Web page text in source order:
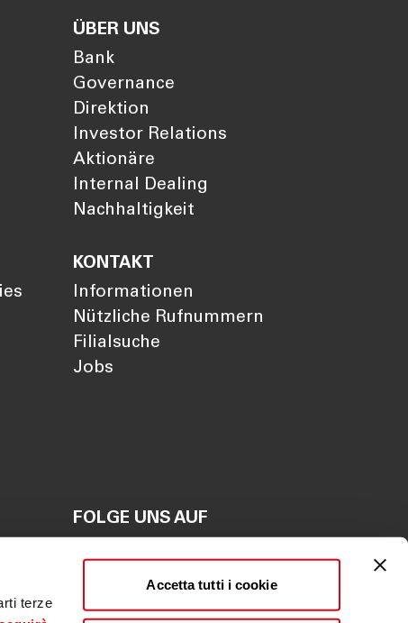
terze
Accetta tutti i cookie
ÜBER UNS
Bank
Governance
Direktion
Investor Relations
Aktionäre
Internal Dealing
Nachhaltigkeit
KONTAKT
Informationen
Nützliche Rufnummern
Filialsuche
Jobs
FOLGE UNS AUF